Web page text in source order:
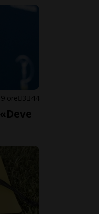
9 ore 3 44